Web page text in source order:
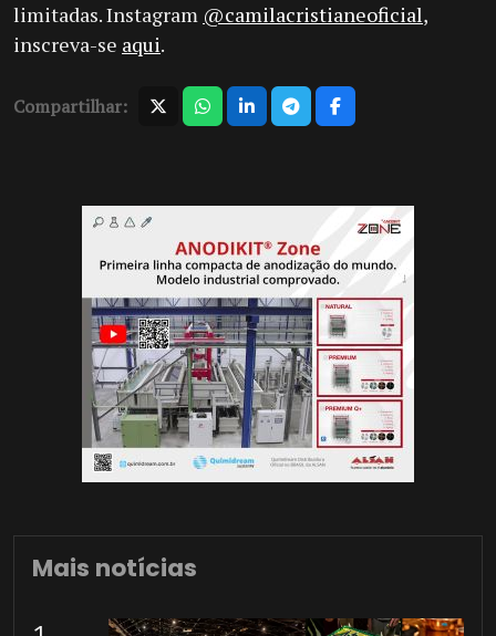
limitadas. Instagram @camilacristianeoficial,
inscreva-se aqui.
Compartilhar:
Mais notícias